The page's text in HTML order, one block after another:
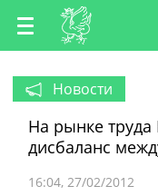
RU
EN
Новости
На рынке труда
дисбаланс
16:04 27/02/2012